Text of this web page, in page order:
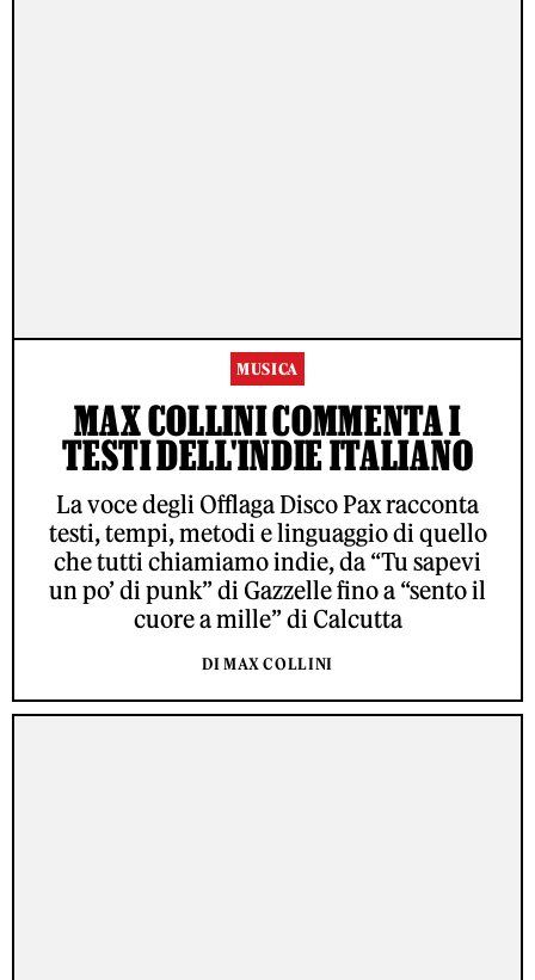
MUSICA
MAX COLLINI COMMENTA I
TESTI DELL'INDIE ITALIANO
La voce degli Offlaga Disco Pax racconta
testi, tempi, metodi e linguaggio di quello
che tutti chiamiamo indie, da “Tu sapevi
un po’ di punk” di Gazzelle fino a “sento il
cuore a mille” di Calcutta
DI MAX COLLINI